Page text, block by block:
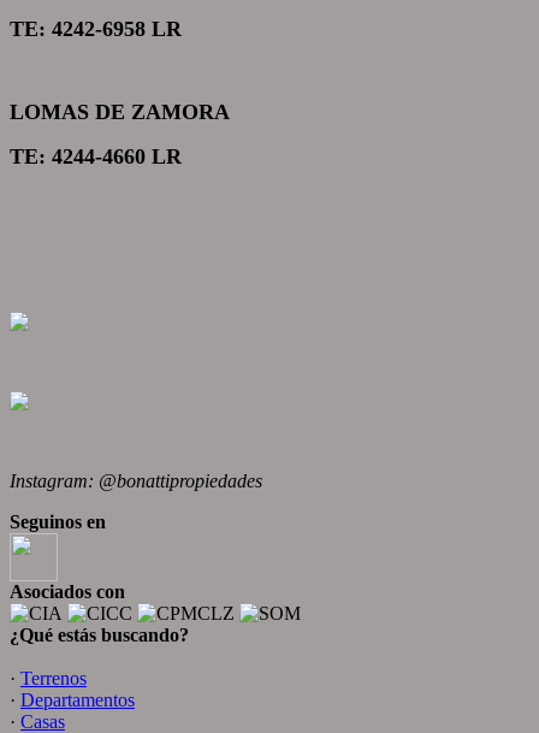
TE: 4242-6958 LR
LOMAS DE ZAMORA
TE: 4244-4660 LR
Instagram: @bonattipropiedades
Seguinos en
Asociados con
¿Qué estás buscando?
· Terrenos
· Departamentos
· Casas